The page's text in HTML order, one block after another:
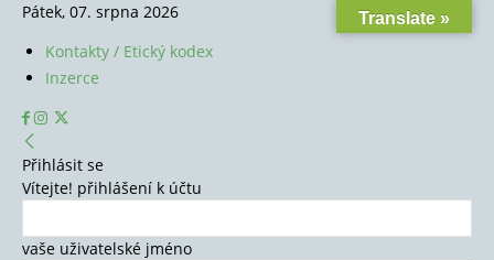
Pátek, 07. srpna 2026
Kontakty / Etický kodex
Inzerce
Přihlásit se
Vítejte! přihlášení k účtu
vaše uživatelské jméno
Translate »